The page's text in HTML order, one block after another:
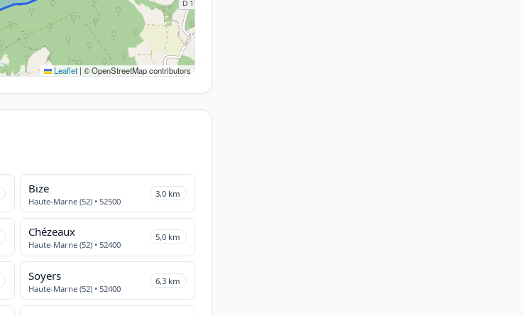
Leaflet | © OpenStreetMap contributors
Bize
Haute-Marne (52) • 52500
3,0 km
Chézeaux
Haute-Marne (52) • 52400
5,0 km
Soyers
Haute-Marne (52) • 52400
6,3 km